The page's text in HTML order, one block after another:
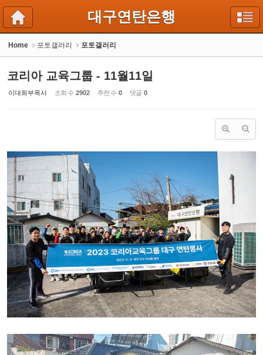
대구연탄은행
Home 포토갤러리 포토갤러리
코리아 교육그룹 - 11월11일
이대희부목사 조회 수 2902 추천 수 0 댓글 0